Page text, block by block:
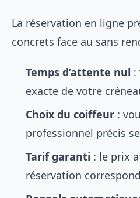
La réservation en ligne
concrets face au sans
Temps d’attente nul :
exacte de votre
Choix du coiffeur :
professionnel précis
Tarif garanti : le prix
réservation